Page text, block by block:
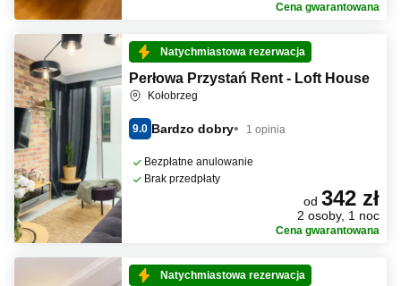
Cena gwarantowana
Natychmiastowa rezerwacja
Perłowa Przystań Rent - Loft House
Kołobrzeg
9.0 Bardzo dobry 1 opinia
Bezpłatne anulowanie
Brak przedpłaty
od 342 zł
2 osoby, 1 noc
Cena gwarantowana
Natychmiastowa rezerwacja